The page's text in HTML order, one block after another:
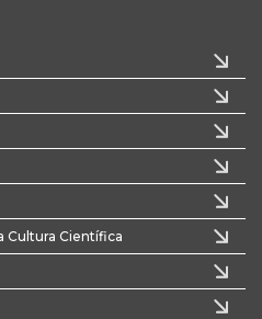
Cultura Científica